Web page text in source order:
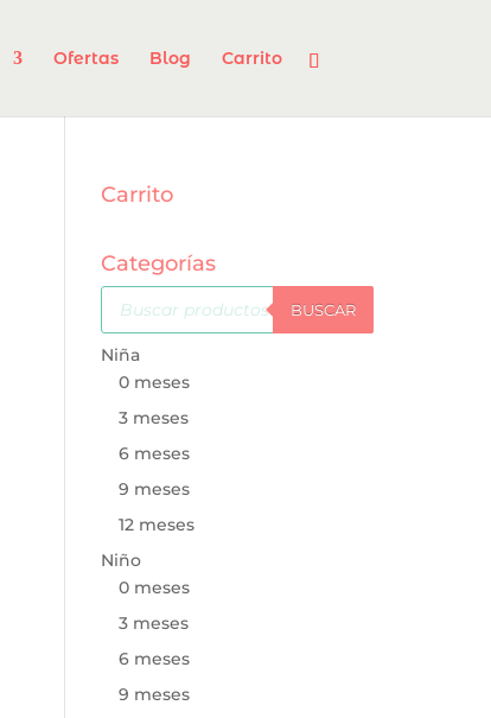
Ofertas Blog Carrito
Carrito
Categorías
Búsqueda
de
productos
BUSCAR
Niña
0 meses
3 meses
6 meses
9 meses
12 meses
Niño
0 meses
3 meses
6 meses
9 meses